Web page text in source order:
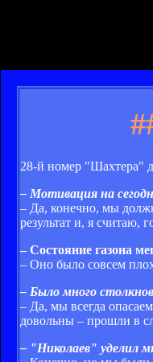
28-й номер "Шахтера"
– Мотивация на
– Да, конечно, мы
результат и, я считаю,
– Состояние газона
– Оно было совсем
– Было много
– Да, мы всегда
довольны – прошли в
– "Николаев" уделил